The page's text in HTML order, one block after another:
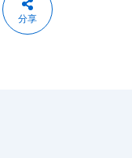
分享